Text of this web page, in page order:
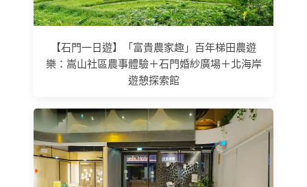
【石門一日遊】「富貴農家趣」百年梯田農遊
樂：嵩山社區農事體驗＋石門婚紗廣場＋北海岸
遊憩探索館